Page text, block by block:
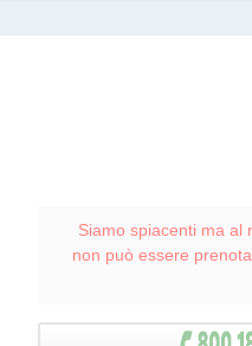
Siamo spiacenti ma al
non può essere